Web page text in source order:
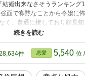
婚出来なさそうランキン
面で寡黙なことから令嬢に
く、普通に接しており顔見
しまい… 結婚願望ゼロ
続きの騎士団長
件 恋愛 5,540 位